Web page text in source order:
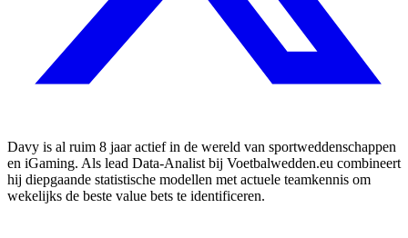
Davy is al ruim 8 jaar actief in de wereld van sportweddenschappen
en iGaming. Als lead Data-Analist bij Voetbalwedden.eu combineert
hij diepgaande statistische modellen met actuele teamkennis om
wekelijks de beste value bets te identificeren.